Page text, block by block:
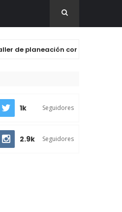
con agentes y
1k Seguidores
2.9k Seguidores